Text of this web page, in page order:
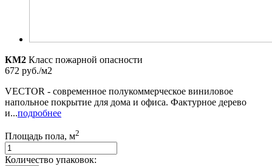
КМ2 Класс пожарной опасности
672 руб./м2
VECTOR - современное полукоммерческое виниловое
напольное покрытие для дома и офиса. Фактурное дерево
и...подробнее
Площадь пола, м2
Количество упаковок: